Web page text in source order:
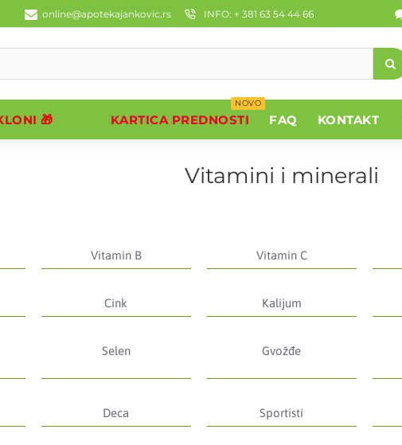
online@apotekajankovic.rs INFO: + 381 63 54 44 66
🎁 KARTICA PREDNOSTI
NOVO
FAQ KONTAKT
Vitamini i minerali
Vitamin B Vitamin C
Cink Kalijum
Selen Gvožđe
Deca Sportisti